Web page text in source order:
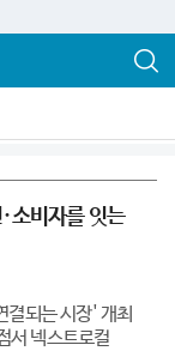
소비자를 잇는
결되는 시장' 개최
서 넥스트로컬